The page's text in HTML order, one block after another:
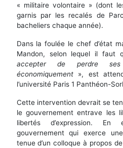
« militaire volontaire » (dont
garnis par les recalés de
bacheliers chaque année).
Dans la foulée le chef d’état
Mandon, selon lequel il faut
accepter de perdre
économiquement», est
l’université Paris 1 Panthéon-
Cette intervention devrait se
le gouvernement entrave les
libertés d’expression.
gouvernement qui exerce
tenue d’un colloque à propos